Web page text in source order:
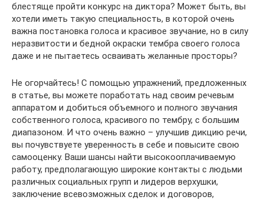
блестяще пройти конкурс на диктора? Может быть, вы
хотели иметь такую специальность, в которой очень
важна постановка голоса и красивое звучание, но в силу
неразвитости и бедной окраски тембра своего голоса
даже и не пытаетесь осваивать желанные просторы?
Не огорчайтесь! С помощью упражнений, предложенных
в статье, вы можете поработать над своим речевым
аппаратом и добиться объемного и полного звучания
собственного голоса, красивого по тембру, с большим
диапазоном. И что очень важно – улучшив дикцию речи,
вы почувствуете уверенность в себе и повысите свою
самооценку. Ваши шансы найти высокооплачиваемую
работу, предполагающую широкие контакты с людьми
различных социальных групп и лидеров верхушки,
заключение всевозможных сделок и договоров,